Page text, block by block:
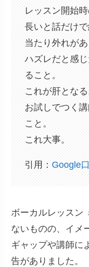
レッスン開始
長いと話だけで
当たり外れが
ハズレだと感
ること。
これが肝となる
お試しでつく
こと。
これ大事。
引用： Google
ボーカルレッスン
ないものの、イメ
ギャップや講師に
告がありました。